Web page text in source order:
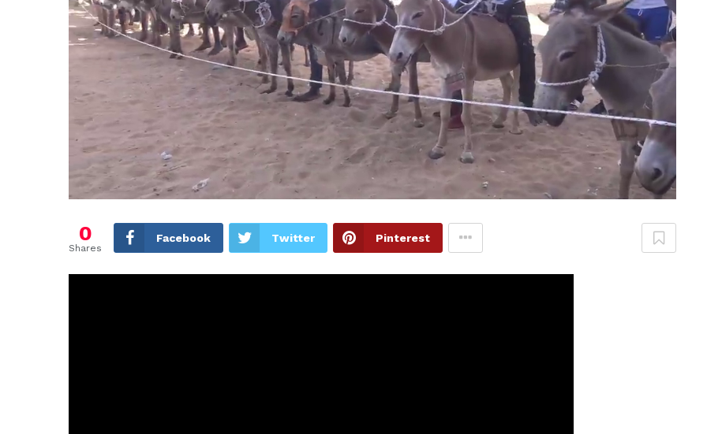
0
Shares
Facebook Twitter Pinterest